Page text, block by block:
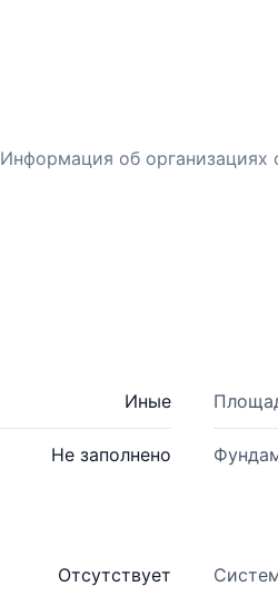
Информация об организациях
Иные
Не заполнено
Отсутствует